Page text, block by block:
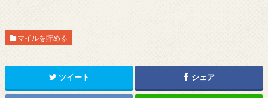
マイルを貯める
ツイート シェア